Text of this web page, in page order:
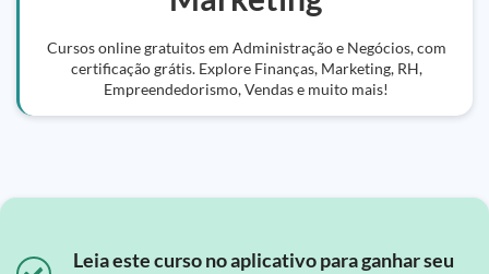
Cursos online gratuitos em Administração e Negócios, com
certificação grátis. Explore Finanças, Marketing, RH,
Empreendedorismo, Vendas e muito mais!
Leia este curso no aplicativo para ganhar seu